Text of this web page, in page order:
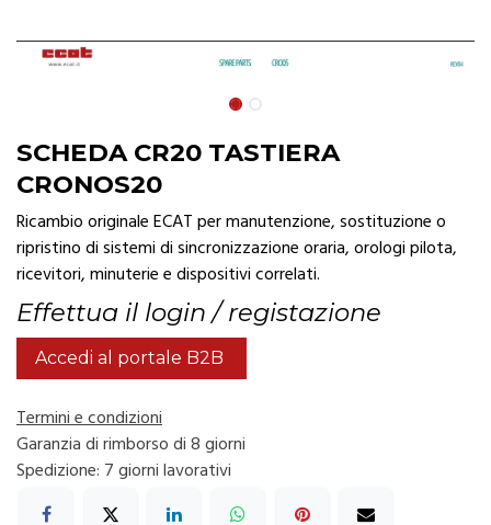
SCHEDA CR20 TASTIERA
CRONOS20
Ricambio originale ECAT per manutenzione, sostituzione o
ripristino di sistemi di sincronizzazione oraria, orologi pilota,
ricevitori, minuterie e dispositivi correlati.
Effettua il login / registazione
Accedi al portale B2B
Termini e condizioni
Garanzia di rimborso di 8 giorni
Spedizione: 7 giorni lavorativi